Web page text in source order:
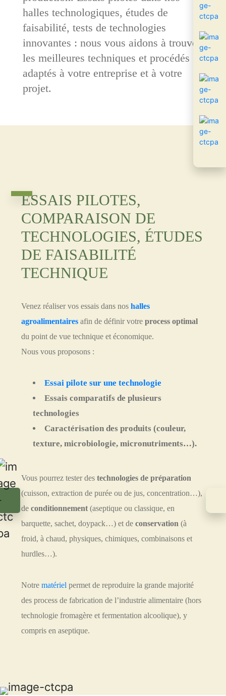
halles technologiques, études de
faisabilité, tests de technologies
innovantes : nous vous aidons à trouver
les meilleures techniques et procédés
adaptés à votre entreprise et à votre
projet.
ESSAIS PILOTES,
COMPARAISON DE
TECHNOLOGIES, ÉTUDES
DE FAISABILITÉ
TECHNIQUE
Venez réaliser vos essais dans nos halles
agroalimentaires afin de définir votreprocess optimal
du point de vue technique et économique.
Nous vous proposons :
Essai pilote sur une technologie
Essais comparatifs de plusieurs
technologies
Caractérisation des produits (couleur,
texture, microbiologie, micronutriments…).
Vous pourrez tester destechnologies de préparation
(cuisson, extraction de purée ou de jus, concentration…),
deconditionnement (aseptique ou classique, en
barquette, sachet, doypack…) et deconservation (à
froid, à chaud, physiques, chimiques, combinaisons et
hurdles…).
Notrematériel permet de reproduire la grande majorité
des process de fabrication de l’industrie alimentaire (hors
technologie fromagère et fermentation alcoolique), y
compris en aseptique.